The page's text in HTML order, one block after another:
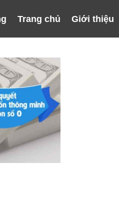
Trang chủ Giới thiệu